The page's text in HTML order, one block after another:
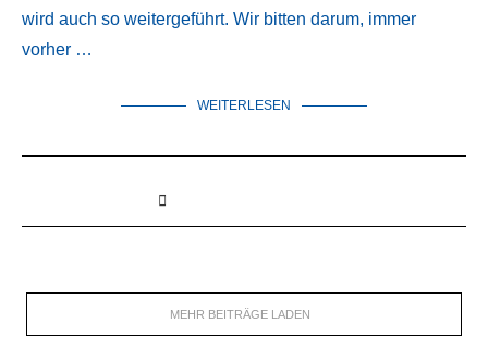
wird auch so weitergeführt. Wir bitten darum, immer
vorher …
WEITERLESEN
MEHR BEITRÄGE LADEN